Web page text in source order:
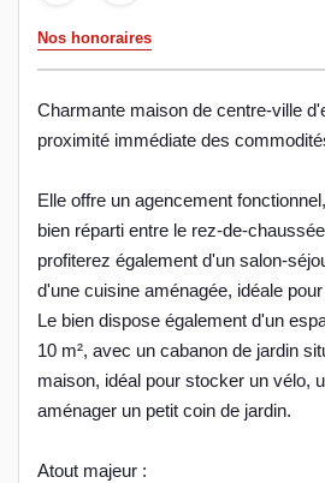
Nos honoraires
Charmante maison de centre-ville
proximité immédiate des
Elle offre un agencement
bien réparti entre le rez-de-
profiterez également d'un salon-
d'une cuisine aménagée, idéale
Le bien dispose également d'un
10 m², avec un cabanon de jardin
maison, idéal pour stocker un vélo,
aménager un petit coin de jardin.
Atout majeur :